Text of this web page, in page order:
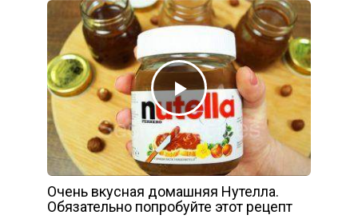
Очень вкусная домашняя Нутелла.
Обязательно попробуйте этот рецепт